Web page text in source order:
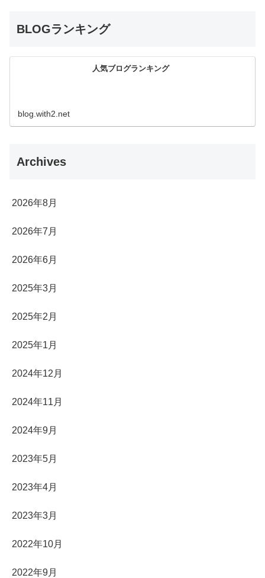
BLOGランキング
人気ブログランキング
blog.with2.net
Archives
2026年8月
2026年7月
2026年6月
2025年3月
2025年2月
2025年1月
2024年12月
2024年11月
2024年9月
2023年5月
2023年4月
2023年3月
2022年10月
2022年9月